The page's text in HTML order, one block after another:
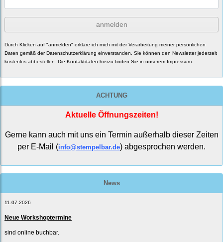
anmelden
Durch Klicken auf "anmelden" erkläre ich mich mit der Verarbeitung meiner persönlichen
Daten gemäß der Datenschutzerklärung einverstanden. Sie können den Newsletter jederzeit
kostenlos abbestellen. Die Kontaktdaten hierzu finden Sie in unserem Impressum.
ACHTUNG
Aktuelle Öffnungszeiten!
Gerne kann auch mit uns ein Termin außerhalb dieser Zeiten
per E-Mail (info@stempelbar.de) abgesprochen werden.
News
11.07.2026
Neue Workshoptermine
sind online buchbar.